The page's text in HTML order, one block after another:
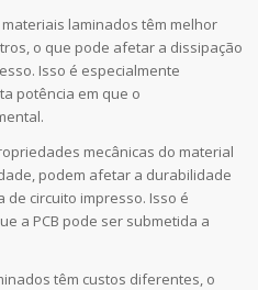
laminados têm melhor
o que pode afetar a dissipação
Isso é especialmente
potência em que o
mecânicas do material
podem afetar a durabilidade
circuito impresso. Isso é
a PCB pode ser submetida a
têm custos diferentes, o